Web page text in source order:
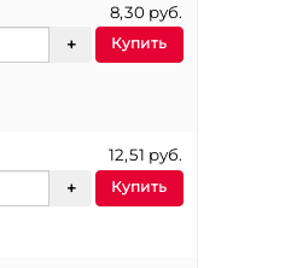
8,30 руб.
Купить
12,51 руб.
Купить